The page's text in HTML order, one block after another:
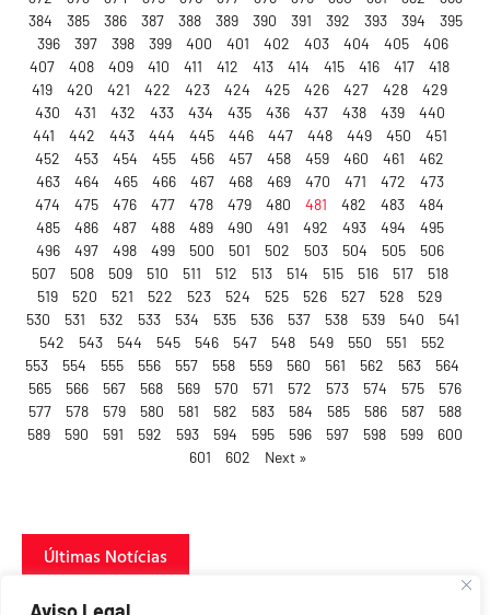
384
385 386 387 388 389 390 391 392 393 394
395
396
397 398 399 400 401 402 403 404 405
406
407
408 409 410 411 412 413 414 415 416 417
418
419
420 421 422 423 424 425 426 427 428
429
430
431 432 433 434 435 436 437 438 439
440
441
442 443 444 445 446 447 448 449 450
451
452
453 454 455 456 457 458 459 460 461
462
463
464 465 466 467 468 469 470 471 472
473
474
475 476 477 478 479 480 481 482 483
484
485
486 487 488 489 490 491 492 493 494
495
496
497 498 499 500 501 502 503 504 505
506
507
508 509 510 511 512 513 514 515 516 517
518
519
520 521 522 523 524 525 526 527 528
529
530
531 532 533 534 535 536 537 538 539 540
541
542
543 544 545 546 547 548 549 550 551
552
553
554 555 556 557 558 559 560 561 562 563
564
565
566 567 568 569 570 571 572 573 574 575
576
577
578 579 580 581 582 583 584 585 586 587
588
589
590 591 592 593 594 595 596 597 598 599
600
601
602 Next »
Últimas Notícias